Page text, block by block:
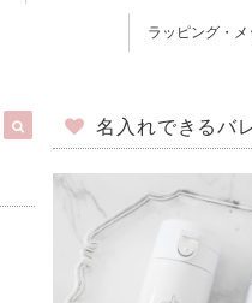
ラッピング・
名入れできるバ